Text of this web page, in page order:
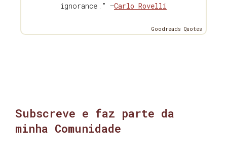
ignorance.” —Carlo Rovelli
Goodreads Quotes
Subscreve e faz parte da
minha Comunidade